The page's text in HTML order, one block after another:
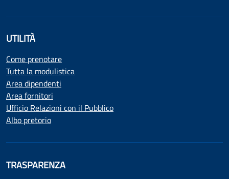
UTILITÀ
Come prenotare
Tutta la modulistica
Area dipendenti
Area fornitori
Ufficio Relazioni con il Pubblico
Albo pretorio
TRASPARENZA